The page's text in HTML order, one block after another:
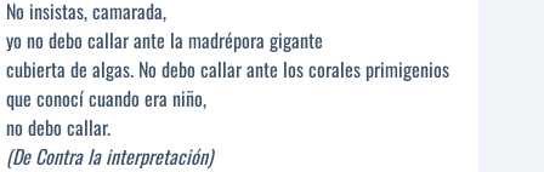
No insistas, camarada,
yo no debo callar ante la madrépora gigante
cubierta de algas. No debo callar ante los corales primigenios
que conocí cuando era niño,
no debo callar.
(De Contra la interpretación)